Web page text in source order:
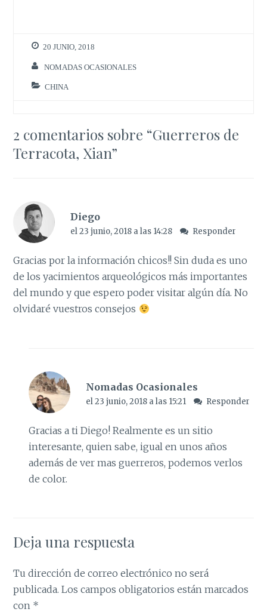
20 JUNIO, 2018
NOMADAS OCASIONALES
CHINA
2 comentarios sobre “Guerreros de
Terracota, Xian”
Diego
el 23 junio, 2018 a las 14:28 Responder
Gracias por la información chicos!! Sin duda es uno
de los yacimientos arqueológicos más importantes
del mundo y que espero poder visitar algún día. No
olvidaré vuestros consejos
Nomadas Ocasionales
el 23 junio, 2018 a las 15:21 Responder
Gracias a ti Diego! Realmente es un sitio
interesante, quien sabe, igual en unos años
además de ver mas guerreros, podemos verlos
de color.
Deja una respuesta
Tu dirección de correo electrónico no será
publicada. Los campos obligatorios están marcados
con *